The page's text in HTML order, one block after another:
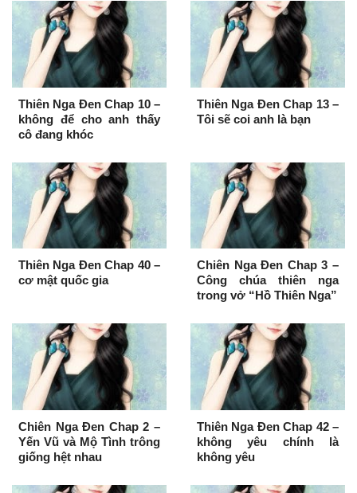
Thiên Nga Đen Chap 10 –
không để cho anh thấy
cô đang khóc
Thiên Nga Đen Chap 13 –
Tôi sẽ coi anh là bạn
Thiên Nga Đen Chap 40 –
cơ mật quốc gia
Chiên Nga Đen Chap 3 –
Công chúa thiên nga
trong vở “Hồ Thiên Nga”
Chiên Nga Đen Chap 2 –
Yến Vũ và Mộ Tình trông
giống hệt nhau
Thiên Nga Đen Chap 42 –
không yêu chính là
không yêu